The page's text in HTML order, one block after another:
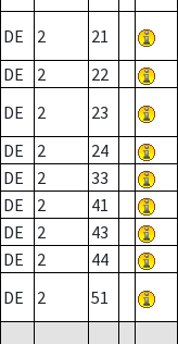
DE 2 21
DE
2 22
DE
2 23
DE
2 24
DE
2 33
DE
2 41
DE
2 43
DE
2 44
DE
2 51